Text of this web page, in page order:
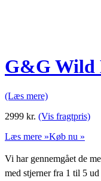
G&G Wild
(Læs mere)
2999 kr. (Vis fragtpris)
Læs mere »Køb nu »
Vi har gennemgået de
med stjerner fra 1 til 5